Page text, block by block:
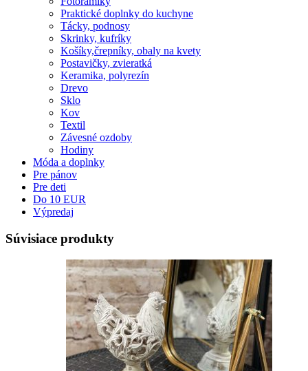
Praktické doplnky do kuchyne
Tácky, podnosy
Skrinky, kufríky
Košíky,črepníky, obaly na kvety
Postavičky, zvieratká
Keramika, polyrezín
Drevo
Sklo
Kov
Textil
Závesné ozdoby
Hodiny
Móda a doplnky
Pre pánov
Pre deti
Do 10 EUR
Výpredaj
Súvisiace produkty